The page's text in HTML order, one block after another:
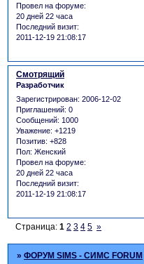
Провел на форуме:
20 дней 22 часа
Последний визит:
2011-12-19 21:08:17
Смотрящий
Разработчик
Зарегистрирован: 2006-12-02
Приглашений: 0
Сообщений: 1000
Уважение: +1219
Позитив: +828
Пол: Женский
Провел на форуме:
20 дней 22 часа
Последний визит:
2011-12-19 21:08:17
Страница:1 2 3 4 5 »
»ФОРУМ SIMS - СИМС FORUM